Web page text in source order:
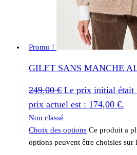
Promo !
GILET SANS MANCHE
249,00€ Le prix initial était
prix actuel est : 174,00 €.
Non classé
Choix des options Ce produit a
options peuvent être choisies sur